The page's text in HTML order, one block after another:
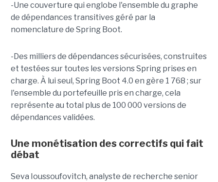
-Une couverture qui englobe l'ensemble du graphe
de dépendances transitives géré par la
nomenclature de Spring Boot.
-Des milliers de dépendances sécurisées, construites
et testées sur toutes les versions Spring prises en
charge. À lui seul, Spring Boot 4.0 en gère 1 768 ; sur
l'ensemble du portefeuille pris en charge, cela
représente au total plus de 100 000 versions de
dépendances validées.
Une monétisation des correctifs qui fait
débat
Seva Ioussoufovitch, analyste de recherche senior